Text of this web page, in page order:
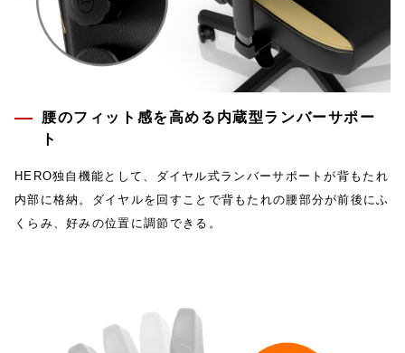
腰のフィット感を高める内蔵型ランバーサポー
ト
HERO独自機能として、ダイヤル式ランバーサポートが背もたれ
内部に格納。ダイヤルを回すことで背もたれの腰部分が前後にふ
くらみ、好みの位置に調節できる。